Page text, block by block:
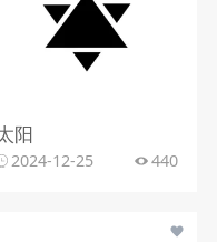
阳
2024-12-25 440